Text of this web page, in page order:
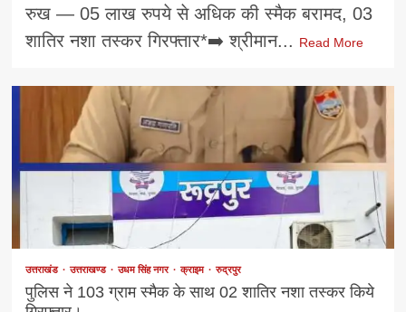
रुख — 05 लाख रुपये से अधिक की स्मैक बरामद, 03
शातिर नशा तस्कर गिरफ्तार*➡️ श्रीमान... Read More
उत्तराखंड उत्तराखण्ड उधम सिंह नगर क्राइम रुद्रपुर
पुलिस ने 103 ग्राम स्मैक के साथ 02 शातिर नशा तस्कर किये